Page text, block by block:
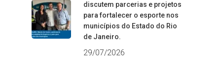
discutem parcerias e projetos
para fortalecer o esporte nos
municípios do Estado do Rio
de Janeiro.
29/07/2026